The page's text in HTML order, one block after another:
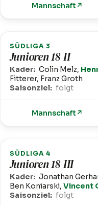
Mannschaft ↗
SÜDLIGA 3
Junioren 18 II
Kader: Colin Melz,
Fitterer, Franz Groth
Saisonziel: folgt
Mannschaft ↗
SÜDLIGA 4
Junioren 18 III
Kader: Jonathan
Ben Koniarski,Vincent
Saisonziel: folgt